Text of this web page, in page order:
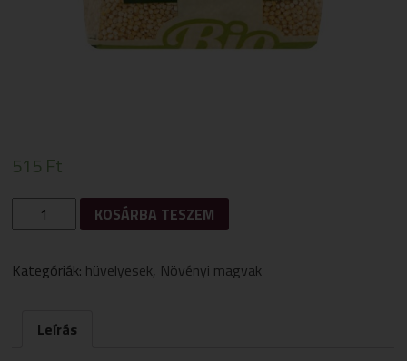
515 Ft
MENNYISÉG
KOSÁRBA TESZEM
Kategóriák: hüvelyesek, Növényi magvak
Leírás